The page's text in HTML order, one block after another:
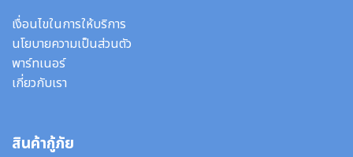
เงื่อนไขในการให้บริการ
นโยบายความเป็นส่วนตัว
พาร์ทเนอร์
เกี่ยวกับเรา
สินค้ากู้ภัย